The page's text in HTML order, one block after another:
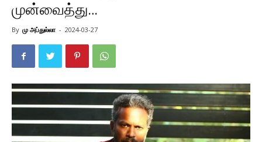
முன்வைத்து…
By மு அப்துல்லா - 2024-03-27